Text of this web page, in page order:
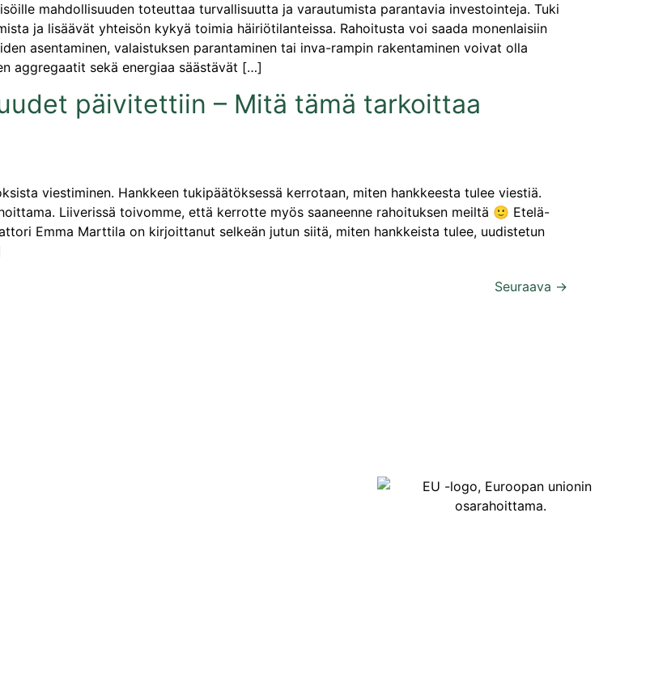
mahdollisuuden toteuttaa turvallisuutta ja varautumista parantavia investointeja. Tuki
ja lisäävät yhteisön kykyä toimia häiriötilanteissa. Rahoitusta voi saada monenlaisiin
asentaminen, valaistuksen parantaminen tai inva-rampin rakentaminen voivat olla
aggregaatit sekä energiaa säästävät […]
päivitettiin – Mitä tämä tarkoittaa
viestiminen. Hankkeen tukipäätöksessä kerrotaan, miten hankkeesta tulee viestiä.
Liiverissä toivomme, että kerrotte myös saaneenne rahoituksen meiltä 🙂 Etelä-
Emma Marttila on kirjoittanut selkeän jutun siitä, miten hankkeista tulee, uudistetun
Seuraava →